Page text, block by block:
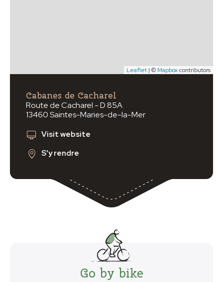
Leaflet | © Mapboxcontributors
Cabanes de Cacharel
Route de Cacharel - D 85A
13460 Saintes-Maries-de-la-Mer
Visit website
S'y rendre
Go by bike